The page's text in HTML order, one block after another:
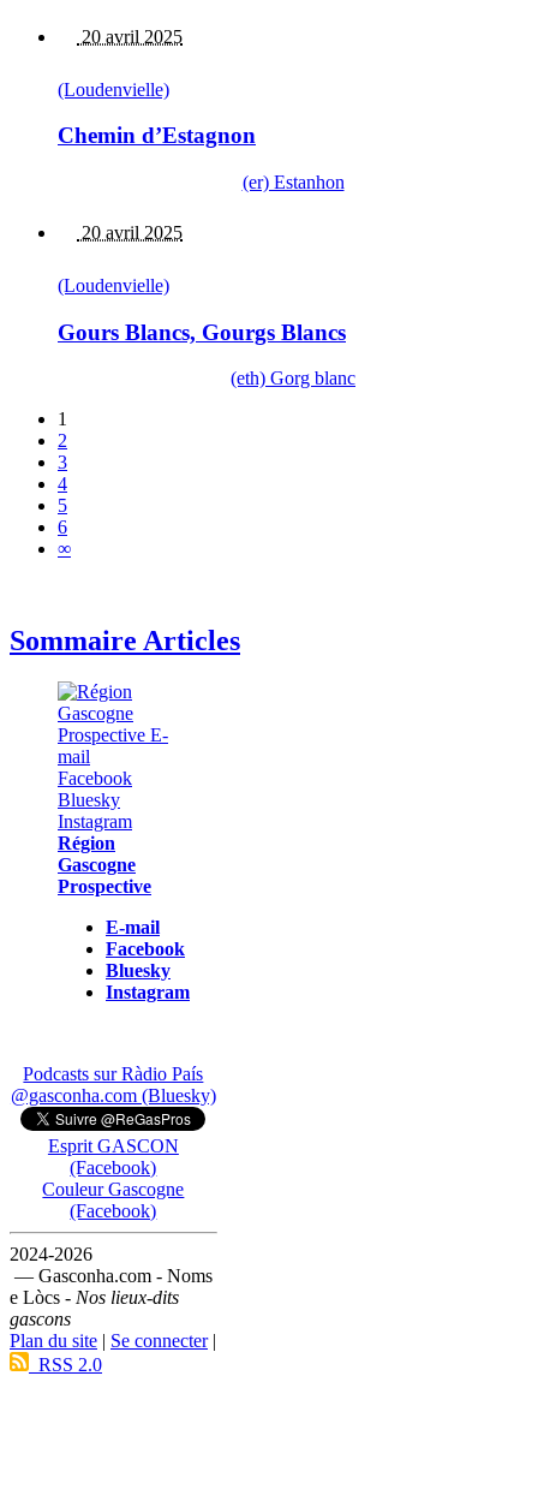
20 avril 2025
(Loudenvielle)
Chemin d’Estagnon
(er) Estanhon
20 avril 2025
(Loudenvielle)
Gours Blancs, Gourgs Blancs
(eth) Gorg blanc
1
2
3
4
5
6
∞
Sommaire Articles
Région
Gascogne
Prospective
E-mail
Facebook
Bluesky
Instagram
Podcasts sur Ràdio País
@gasconha.com (Bluesky)
Esprit GASCON
(Facebook)
Couleur Gascogne
(Facebook)
2024-2026
— Gasconha.com - Noms
e Lòcs - Nos lieux-dits
gascons
Plan du site | Se connecter|
RSS 2.0